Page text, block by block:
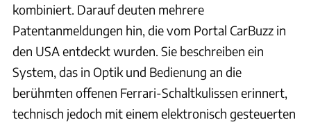
kombiniert. Darauf deuten mehrere
Patentanmeldungen hin, die vom Portal CarBuzz in
den USA entdeckt wurden. Sie beschreiben ein
System, das in Optik und Bedienung an die
berühmten offenen Ferrari-Schaltkulissen erinnert,
technisch jedoch mit einem elektronisch gesteuerten